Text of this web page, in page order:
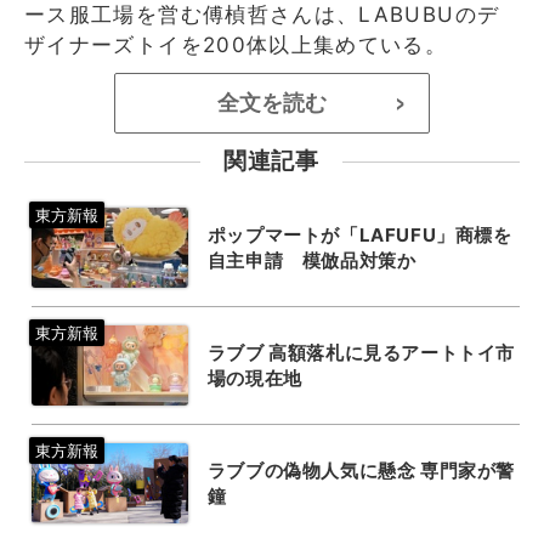
ース服工場を営む傅楨哲さんは、LABUBUのデ
ザイナーズトイを200体以上集めている。
全文を読む >
関連記事
ポップマートが「LAFUFU」商標を
自主申請 模倣品対策か
ラブブ 高額落札に見るアートトイ市
場の現在地
ラブブの偽物人気に懸念 専門家が警
鐘